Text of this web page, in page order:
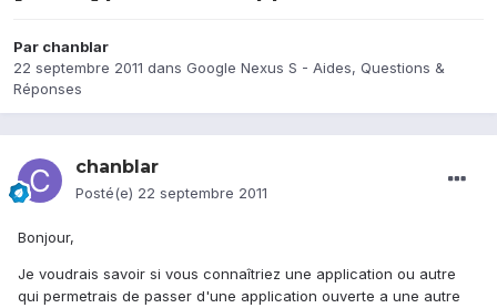
Par chanblar
22 septembre 2011 dans Google Nexus S - Aides, Questions &
Réponses
chanblar
Posté(e) 22 septembre 2011
Bonjour,
Je voudrais savoir si vous connaîtriez une application ou autre
qui permetrais de passer d'une application ouverte a une autre